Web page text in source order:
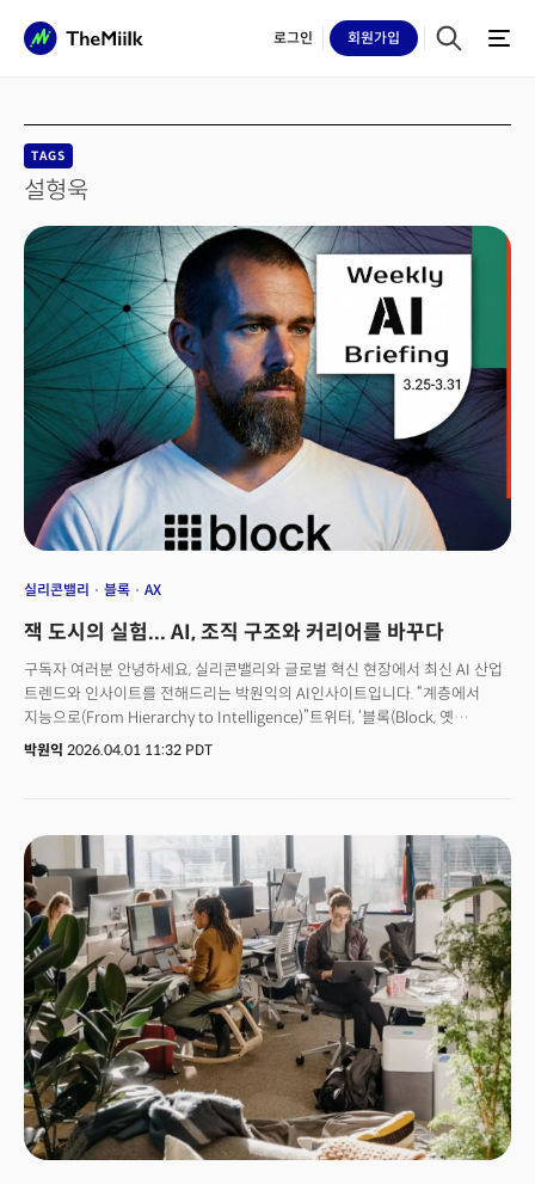
로그인 회원가입
TAGS
설형욱
실리콘밸리 블록 AX
잭 도시의 실험... AI, 조직 구조와 커리어를 바꾸다
구독자 여러분 안녕하세요, 실리콘밸리와 글로벌 혁신 현장에서 최신 AI 산업
트렌드와 인사이트를 전해드리는 박원익의 AI인사이트입니다. “계층에서
지능으로(From Hierarchy to Intelligence)”트위터, ‘블록(Block, 옛
스퀘어)’의 설립자 잭 도시가 AI 시대에 맞는 새로운 조직을
“모든 구성원은 업무와 고객에 훨씬 더 밀접하게 연결된 역할을 맡는다.
블록은 이러한 전환의 초기 단계에 있다”고 했습니다.지난 2월 단행한 ‘직원
40% 해고’에 대한 해명 성격의 글이었지만, 동시에 현재 실리콘밸리에
휘몰아치는 변화를 단적으로 보여주는 발언이기도 했습니다. 인간을 대신해
일하는 AI 에이전트(agent, 대리인) 도입 확산, 그리고 이에 따른 워크플로우
(workflow, 업무 흐름) 변화가 조직의 형태까지 바꾸고 있는
것입니다. 더밀크가 샌프란시스코, 실리콘밸리에서 최근 만난 현지 전문가,
스타트업, 빅테크 관계자들의 반응도 비슷합니다. ‘빠른 의사 결정과 실행’은
성공의 최우선 요건이 됐고, 이를 실현하기 위해 더 작고 자유로운 형태의
회사, 실험들이 계속해서 진행되고 있습니다.
박원익 2026.04.01 11:32 PDT